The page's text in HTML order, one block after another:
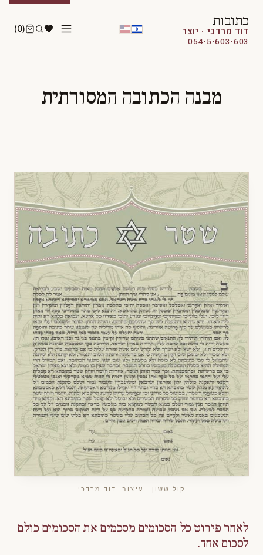
כתובות
דוד מרדכי · יוצר
054-5-603-603
(0)
מבנה הכתובה המסורתית
קול ששון · עיצוב: דוד מרדכי
לאחר פירוט כל הסכומים מסכמים את הסכומים כולם
לסכום אחד.